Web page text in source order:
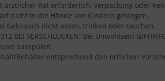
ärztlicher Rat erforderlich, Verpackung oder
nicht in die Hände von Kindern gelangen.
Gebrauch nicht essen, trinken oder rauchen.
BEI VERSCHLUCKEN: Bei Unwohlsein
ausspülen.
Behälter entsprechend den örtlichen